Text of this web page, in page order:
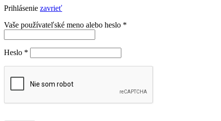
Prihlásenie zavrieť
Vaše používateľské meno alebo heslo *
Heslo *